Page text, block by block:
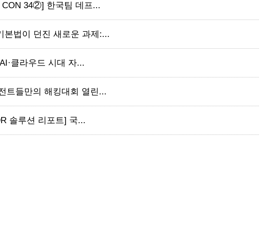
CON 34②] 한국팀 데프...
본법이 던진 새로운 과제:...
클라우드 시대 자...
트들만의 해킹대회 열린...
솔루션 리포트] 국...